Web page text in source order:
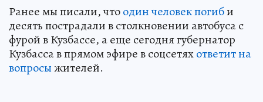
Ранее мы писали, чтоодин человек погиби
десять пострадали в столкновении автобуса с
фурой в Кузбассе, а еще сегодня губернатор
Кузбасса в прямом эфире в соцсетяхответит на
вопросыжителей.